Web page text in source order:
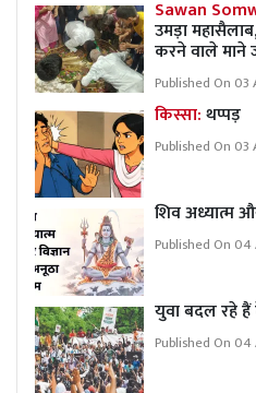
Sawan
उमड़ा
करने वाले माने
Published On
किस्सा:थप्पड़
Published On 03
शिव अध्यात्म
Published On
युवा बदल रहे हैं
Published On